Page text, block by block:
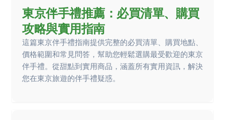
東京伴手禮推薦：必買清單、購買
攻略與實用指南
這篇東京伴手禮指南提供完整的必買清單、購買地點、
價格範圍和常見問答，幫助您輕鬆選購最受歡迎的東京
伴手禮。從甜點到實用商品，涵蓋所有實用資訊，解決
您在東京旅遊的伴手禮疑惑。